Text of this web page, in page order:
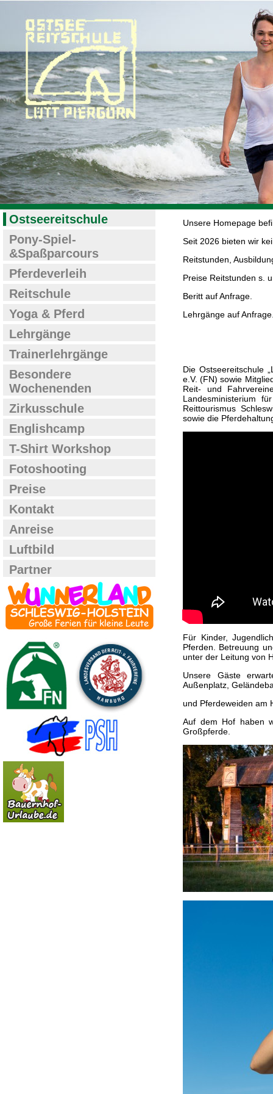
Ostseereitschule
Pony-Spiel-
&Spaßparcours
Pferdeverleih
Reitschule
Yoga & Pferd
Lehrgänge
Trainerlehrgänge
Besondere
Wochenenden
Zirkusschule
Englishcamp
T-Shirt Workshop
Fotoshooting
Preise
Kontakt
Anreise
Luftbild
Partner
Unsere Homepage
Seit 2026 bieten wir
Reitstunden,
Preise Reitstunden s.
Beritt auf Anfrage.
Lehrgänge auf
Die Ostseereitschule
e.V. (FN) sowie
Reit- und
Landesministerium
Reittourismus
sowie die
Für Kinder,
Pferden. Betreuung
unter der Leitung von
Unsere Gäste
Außenplatz,
und Pferdeweiden am
Auf dem Hof haben
Großpferde.